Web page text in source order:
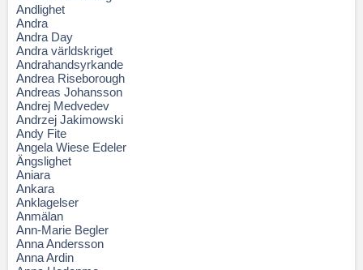
Andlighet
Andra
Andra Day
Andra världskriget
Andrahandsyrkande
Andrea Riseborough
Andreas Johansson
Andrej Medvedev
Andrzej Jakimowski
Andy Fite
Angela Wiese Edeler
Ängslighet
Aniara
Ankara
Anklagelser
Anmälan
Ann-Marie Begler
Anna Andersson
Anna Ardin